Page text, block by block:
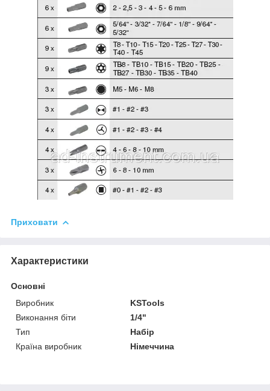
Приховати
Характеристики
Основні
Виробник
KSTools
Виконання біти
1/4"
Тип
Набір
Країна виробник
Німеччина